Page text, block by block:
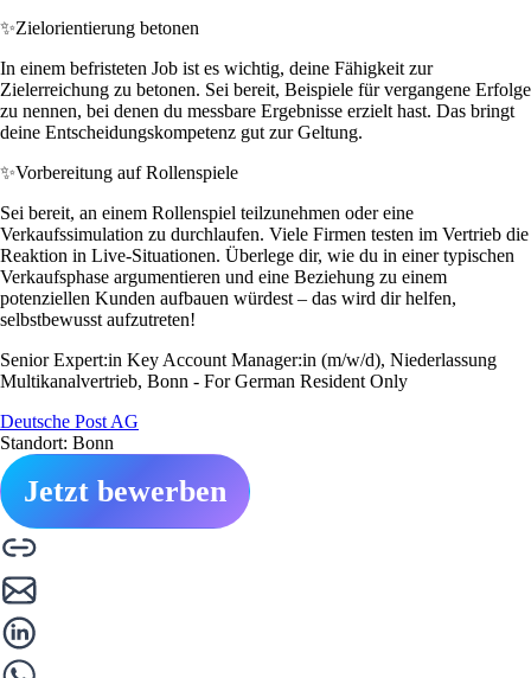
✨Zielorientierung betonen
In einem befristeten Job ist es wichtig, deine Fähigkeit zur
Zielerreichung zu betonen. Sei bereit, Beispiele für vergangene Erfolge
zu nennen, bei denen du messbare Ergebnisse erzielt hast. Das bringt
deine Entscheidungskompetenz gut zur Geltung.
✨Vorbereitung auf Rollenspiele
Sei bereit, an einem Rollenspiel teilzunehmen oder eine
Verkaufssimulation zu durchlaufen. Viele Firmen testen im Vertrieb die
Reaktion in Live-Situationen. Überlege dir, wie du in einer typischen
Verkaufsphase argumentieren und eine Beziehung zu einem
potenziellen Kunden aufbauen würdest – das wird dir helfen,
selbstbewusst aufzutreten!
Senior Expert:in Key Account Manager:in (m/w/d), Niederlassung
Multikanalvertrieb, Bonn - For German Resident Only
Deutsche Post AG
Standort: Bonn
Jetzt bewerben